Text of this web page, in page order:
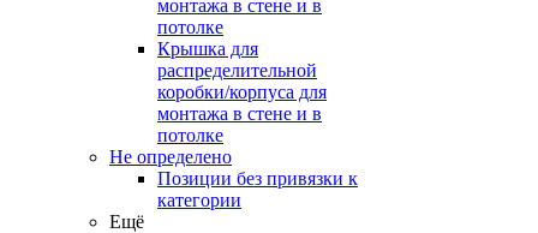
монтажа в стене и в
потолке
Крышка для
распределительной
коробки/корпуса для
монтажа в стене и в
потолке
Не определено
Позиции без привязки к
категории
Ещё